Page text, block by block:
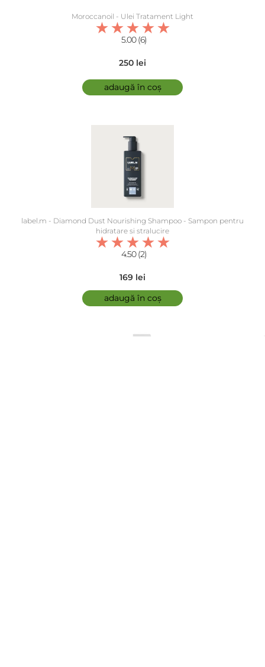
Moroccanoil - Ulei Tratament Light
5.00 (6)
250 lei
adaugă în coș
label.m - Diamond Dust Nourishing Shampoo - Sampon pentru
hidratare si stralucire
4.50 (2)
169 lei
adaugă în coș